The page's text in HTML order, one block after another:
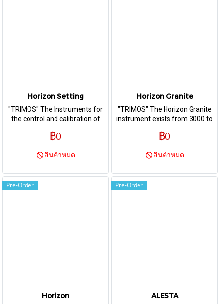
Horizon Setting
"TRIMOS" The Instruments for
the control and calibration of
and variable dimensions. Its high
position it as a top of the range
laboratory use. It is the perfect
answer to current needs in the
฿0
สินค้าหมด
Horizon Granite
"TRIMOS" The Horizon Granite
instrument exists from 3000 to
easy interchangeable
application possibilities
฿0
สินค้าหมด
Pre-Order
Horizon
Pre-Order
ALESTA